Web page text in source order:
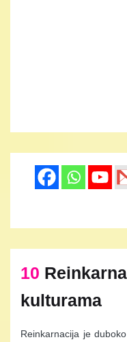
10
kulturama
Reinkarnacija je